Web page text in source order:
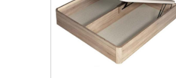
Blanco, ártico, cambrian, wengue y
cerezo.